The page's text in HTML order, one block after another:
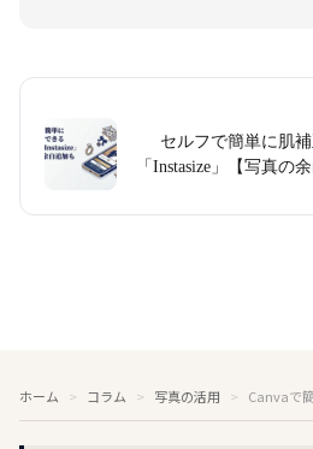
セルフで簡単に肌
「Instasize」【写真の
ホーム コラム 写真の活用 Canvaで